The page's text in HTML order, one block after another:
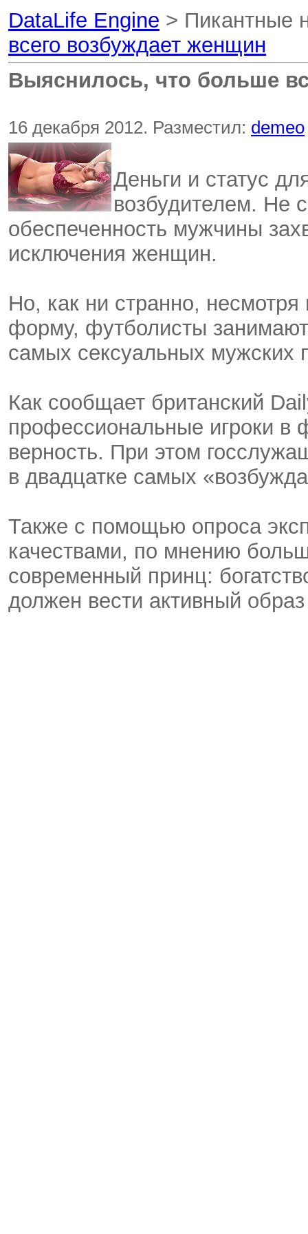
DataLife Engine > Пикантные
всего возбуждает женщин
Выяснилось, что больше
16 декабря 2012. Разместил: demeo
Деньги и статус
возбудителем. Не
обеспеченность мужчины
исключения женщин.
Но, как ни странно, несмотря
форму, футболисты занимают
самых сексуальных мужских
Как сообщает британский
профессиональные игроки в
верность. При этом
в двадцатке самых
Также с помощью опроса
качествами, по мнению
современный принц:
должен вести активный